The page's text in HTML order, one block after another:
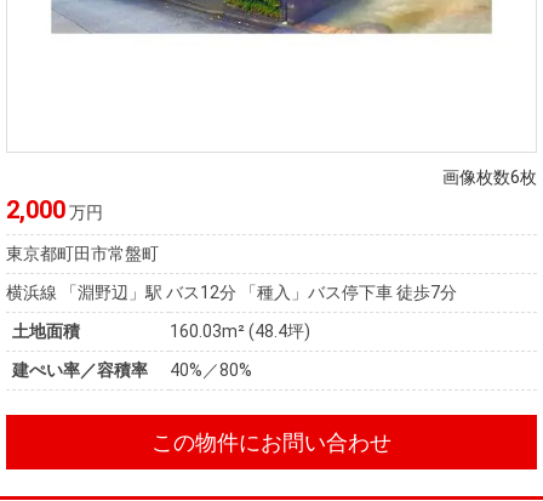
画像枚数6枚
2,000万円
東京都町田市常盤町
横浜線 「淵野辺」駅 バス12分 「種入」バス停下車 徒歩7分
土地面積
160.03m² (48.4坪)
建ぺい率／容積率
40%／80%
この物件にお問い合わせ